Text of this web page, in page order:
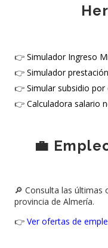
👉 Simulador Ingreso
👉 Simulador
👉 Simular subsidio por
👉 Calculadora salario
💼
🔎 Consulta las últimas
provincia de Almería.
👉 Ver ofertas de